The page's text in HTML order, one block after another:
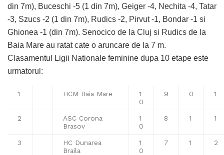
din 7m), Buceschi -5 (1 din 7m), Geiger -4, Nechita -4, Tatar
-3, Szucs -2 (1 din 7m), Rudics -2, Pirvut -1, Bondar -1 si
Ghionea -1 (din 7m). Senocico de la Cluj si Rudics de la
Baia Mare au ratat cate o aruncare de la 7 m.
Clasamentul Ligii Nationale feminine dupa 10 etape este
urmatorul:
1 HCM Baia Mare
1
0
9 0 1
2
ASC Corona
Brasov
1
0
8 1 1
3
HC Dunarea
Braila
1
0
7 1 2